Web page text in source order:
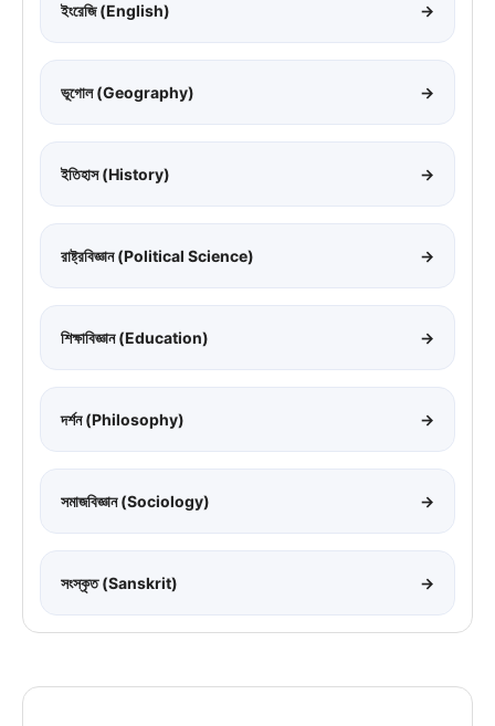
ইংরেজি (English) →
ভূগোল (Geography) →
ইতিহাস (History) →
রাষ্ট্রবিজ্ঞান (Political Science) →
শিক্ষাবিজ্ঞান (Education) →
দর্শন (Philosophy) →
সমাজবিজ্ঞান (Sociology) →
সংস্কৃত (Sanskrit) →